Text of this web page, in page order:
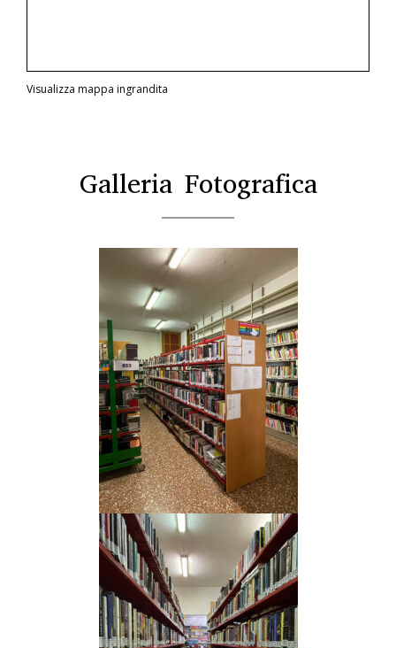
Visualizza mappa ingrandita
Galleria Fotografica